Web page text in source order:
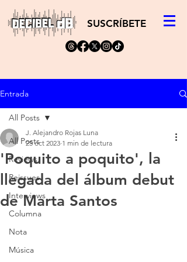
SUSCRÍBETE
Entrada
All Posts
Reviews
Reissues
Interviews
Columna
Nota
Música
All Posts
'Poquito a poquito', la
llegada del álbum debut
de Marta Santos
J. Alejandro Rojas Luna
25 oct 2023 1 min de lectura